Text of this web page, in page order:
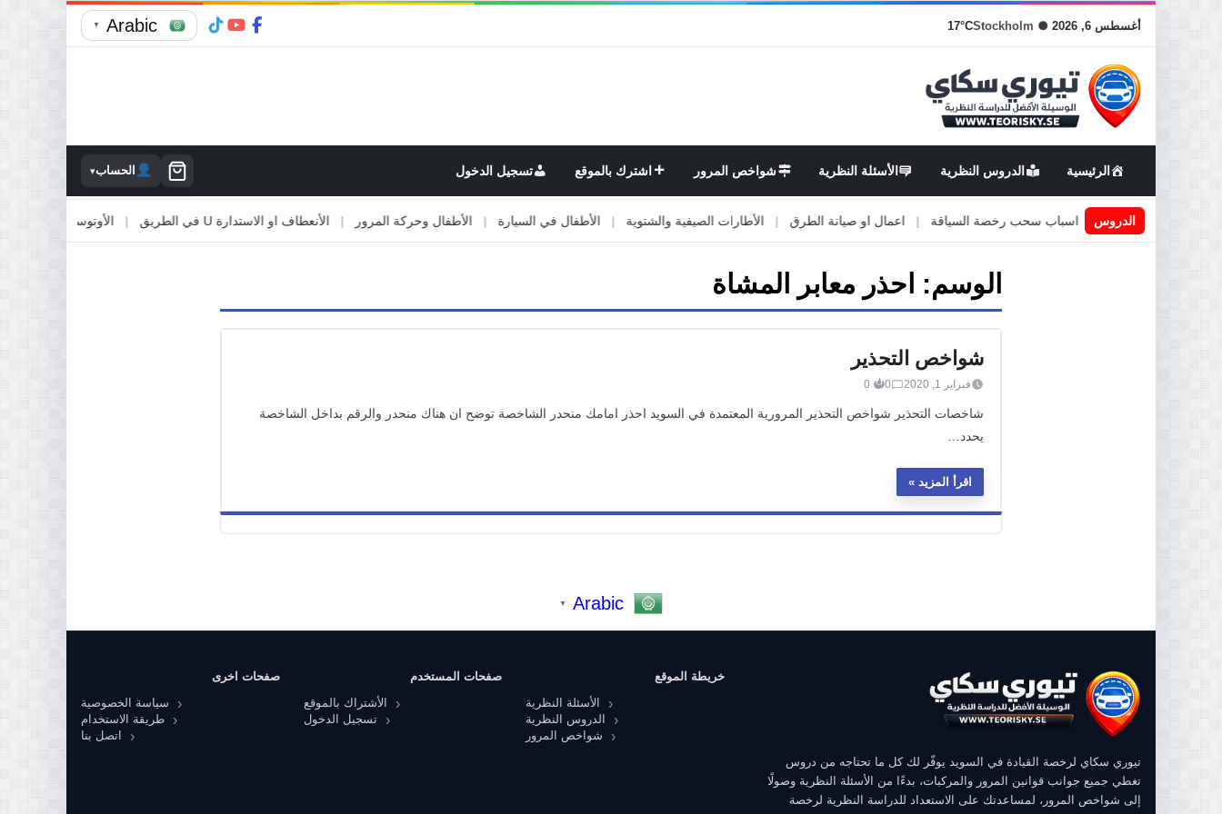
أغسطس 6, 2026 Stockholm
17°C
Arabic
▼
الرئيسية الدروس النظرية الأسئلة النظرية شواخص المرور اشترك بالموقع تسجيل الدخول الحساب▾
الدروس
| اسباب سحب رخصة السياقة | اعمال او صيانة الطرق | الأطارات الصيفية والشتوية | الأطفال في السيارة | الأطفال وحركة المرور | الأنعطاف او الاستدارة U في الطريق | الأوتوستراد والطرق السريعة
الوسم: احذر معابر المشاة
شواخص التحذير
فبراير 1, 2020 0
0
شاخصات التحذير شواخص التحذير المرورية المعتمدة في السويد احذر امامك منحدر الشاخصة توضح ان هناك منحدر والرقم بداخل الشاخصة
يحدد…
اقرأ المزيد
Arabic
▼
تيوري سكاي لرخصة القيادة في السويد يوفّر لك كل ما تحتاجه من دروس
تغطي جميع جوانب قوانين المرور والمركبات، بدءًا من الأسئلة النظرية وصولًا
إلى شواخص المرور، لمساعدتك على الاستعداد للدراسة النظرية لرخصة
خريطة الموقع
الأسئلة النظرية
الدروس النظرية
شواخص المرور
صفحات المستخدم
الأشتراك بالموقع
تسجيل الدخول
صفحات اخرى
سياسة الخصوصية
طريقة الاستخدام
اتصل بنا